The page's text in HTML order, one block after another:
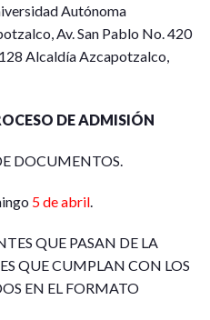
Autónoma
Av. San Pablo No. 420
Alcaldía Azcapotzalco,
DE ADMISIÓN
DOCUMENTOS.
5 de abril
QUE PASAN DE LA
QUE CUMPLAN CON LOS
EN EL FORMATO